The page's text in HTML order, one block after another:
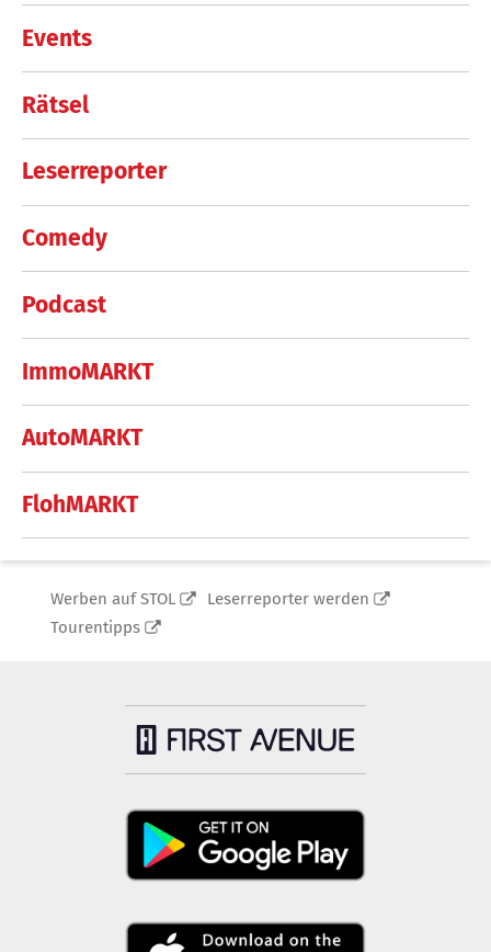
Events
Rätsel
Leserreporter
Comedy
Podcast
ImmoMARKT
AutoMARKT
FlohMARKT
Werben auf STOL
Leserreporter werden
Tourentipps